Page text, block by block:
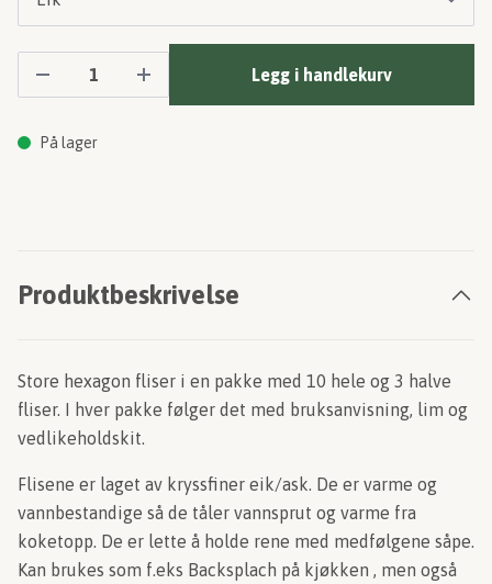
Legg i handlekurv
På lager
Produktbeskrivelse
Store hexagon fliser i en pakke med 10 hele og 3 halve
fliser. I hver pakke følger det med bruksanvisning, lim og
vedlikeholdskit.
Flisene er laget av kryssfiner eik/ask. De er varme og
vannbestandige så de tåler vannsprut og varme fra
koketopp. De er lette å holde rene med medfølgene såpe.
Kan brukes som f.eks Backsplach på kjøkken , men også